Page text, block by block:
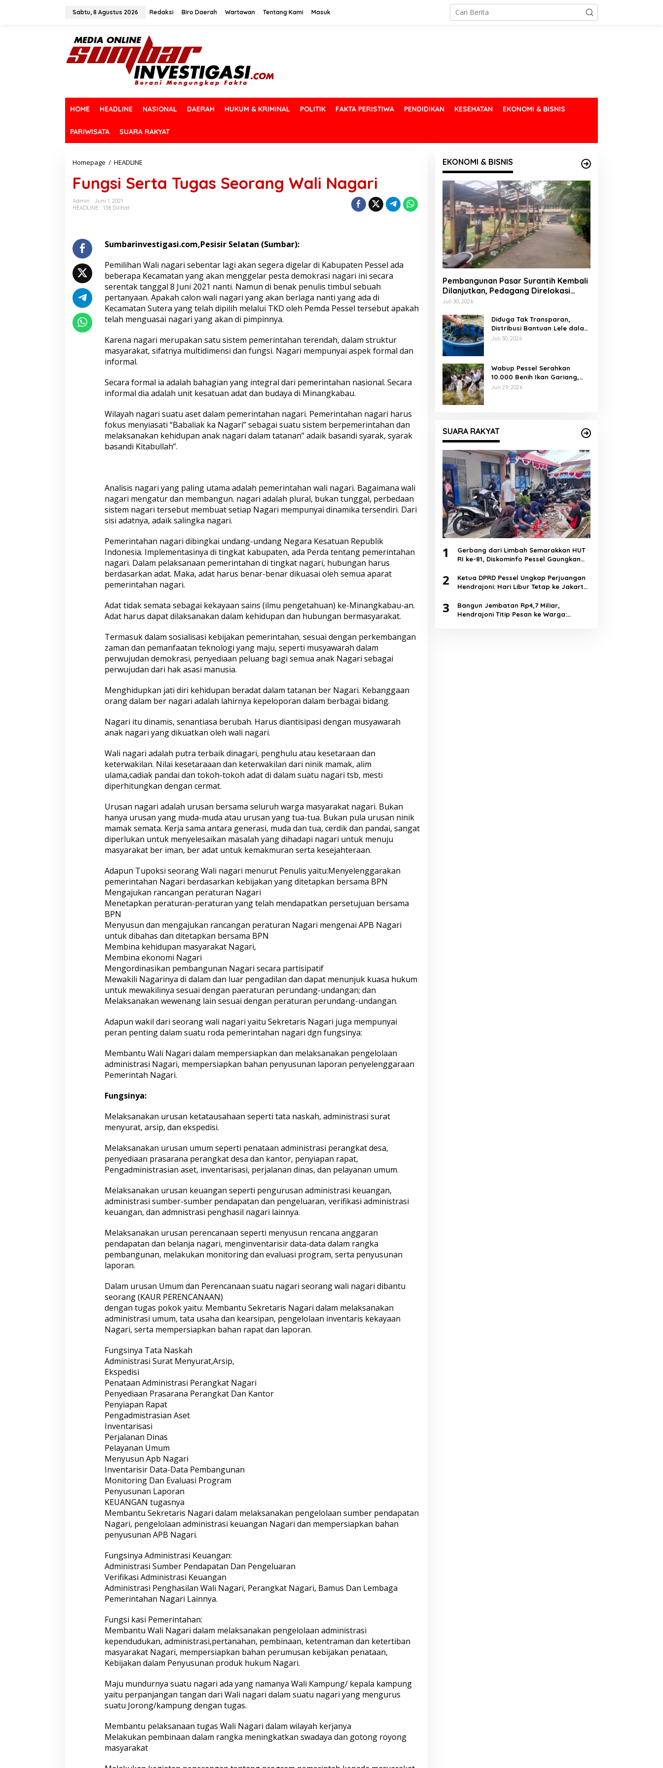
Sabtu, 8 Agustus 2026 Redaksi Biro Daerah Wartawan Tentang Kami Masuk
HOME HEADLINE NASIONAL DAERAH HUKUM & KRIMINAL POLITIK FAKTA PERISTIWA PENDIDIKAN KESEHATAN EKONOMI & BISNIS
PARIWISATA SUARA RAKYAT
Homepage / HEADLINE
n
g
t
T
u
g
a
s
e
o
a
n
l
i
a
g
a
r
i
Fungsi Serta Tugas Seorang Wali Nagari
Admin
Juni 1, 2021
HEADLINE
158 Dilihat
Sumbarinvestigasi.com,Pesisir Selatan (Sumbar):
Pemilihan Wali nagari sebentar lagi akan segera digelar di Kabupaten Pessel ada
beberapa Kecamatan yang akan menggelar pesta demokrasi nagari ini secara
serentak tanggal 8 Juni 2021 nanti. Namun di benak penulis timbul sebuah
pertanyaan. Apakah calon wali nagari yang akan berlaga nanti yang ada di
Kecamatan Sutera yang telah dipilih melalui TKD oleh Pemda Pessel tersebut apakah
telah menguasai nagari yang akan di pimpinnya.
Karena nagari merupakan satu sistem pemerintahan terendah, dalam struktur
masyarakat, sifatnya multidimensi dan fungsi. Nagari mempunyai aspek formal dan
informal.
Secara formal ia adalah bahagian yang integral dari pemerintahan nasional. Secara
informal dia adalah unit kesatuan adat dan budaya di Minangkabau.
Wilayah nagari suatu aset dalam pemerintahan nagari. Pemerintahan nagari harus
fokus menyiasati “Babaliak ka Nagari” sebagai suatu sistem berpemerintahan dan
melaksanakan kehidupan anak nagari dalam tatanan” adaik basandi syarak, syarak
basandi Kitabullah”.
Analisis nagari yang paling utama adalah pemerintahan wali nagari. Bagaimana wali
nagari mengatur dan membangun. nagari adalah plural, bukan tunggal, perbedaan
sistem nagari tersebut membuat setiap Nagari mempunyai dinamika tersendiri. Dari
sisi adatnya, adaik salingka nagari.
Pemerintahan nagari dibingkai undang-undang Negara Kesatuan Republik
Indonesia. Implementasinya di tingkat kabupaten, ada Perda tentang pemerintahan
nagari. Dalam pelaksanaan pemerintahan di tingkat nagari, hubungan harus
berdasarkan adat. Maka, adat harus benar-benar dikuasai oleh semua aparat
pemerintahan nagari.
Adat tidak semata sebagai kekayaan sains (ilmu pengetahuan) ke-Minangkabau-an.
Adat harus dapat dilaksanakan dalam kehidupan dan hubungan bermasyarakat.
Termasuk dalam sosialisasi kebijakan pemerintahan, sesuai dengan perkembangan
zaman dan pemanfaatan teknologi yang maju, seperti musyawarah dalam
perwujudan demokrasi, penyediaan peluang bagi semua anak Nagari sebagai
perwujudan dari hak asasi manusia.
Menghidupkan jati diri kehidupan beradat dalam tatanan ber Nagari. Kebanggaan
orang dalam ber nagari adalah lahirnya kepeloporan dalam berbagai bidang.
Nagari itu dinamis, senantiasa berubah. Harus diantisipasi dengan musyawarah
anak nagari yang dikuatkan oleh wali nagari.
Wali nagari adalah putra terbaik dinagari, penghulu atau kesetaraan dan
keterwakilan. Nilai kesetaraaan dan keterwakilan dari ninik mamak, alim
ulama,cadiak pandai dan tokoh-tokoh adat di dalam suatu nagari tsb, mesti
diperhitungkan dengan cermat.
Urusan nagari adalah urusan bersama seluruh warga masyarakat nagari. Bukan
hanya urusan yang muda-muda atau urusan yang tua-tua. Bukan pula urusan ninik
mamak semata. Kerja sama antara generasi, muda dan tua, cerdik dan pandai, sangat
diperlukan untuk menyelesaikan masalah yang dihadapi nagari untuk menuju
masyarakat ber iman, ber adat untuk kemakmuran serta kesejahteraan.
Adapun Tupoksi seorang Wali nagari menurut Penulis yaitu:Menyelenggarakan
pemerintahan Nagari berdasarkan kebijakan yang ditetapkan bersama BPN
Mengajukan rancangan peraturan Nagari
Menetapkan peraturan-peraturan yang telah mendapatkan persetujuan bersama
BPN
Menyusun dan mengajukan rancangan peraturan Nagari mengenai APB Nagari
untuk dibahas dan ditetapkan bersama BPN
Membina kehidupan masyarakat Nagari,
Membina ekonomi Nagari
Mengordinasikan pembangunan Nagari secara partisipatif
Mewakili Nagarinya di dalam dan luar pengadilan dan dapat menunjuk kuasa hukum
untuk mewakilinya sesuai dengan paeraturan perundang-undangan; dan
Melaksanakan wewenang lain sesuai dengan peraturan perundang-undangan.
Adapun wakil dari seorang wali nagari yaitu Sekretaris Nagari juga mempunyai
peran penting dalam suatu roda pemerintahan nagari dgn fungsinya:
Membantu Wali Nagari dalam mempersiapkan dan melaksanakan pengelolaan
administrasi Nagari, mempersiapkan bahan penyusunan laporan penyelenggaraan
Pemerintah Nagari.
Fungsinya:
Melaksanakan urusan ketatausahaan seperti tata naskah, administrasi surat
menyurat, arsip, dan ekspedisi.
Melaksanakan urusan umum seperti penataan administrasi perangkat desa,
penyediaan prasarana perangkat desa dan kantor, penyiapan rapat,
Pengadministrasian aset, inventarisasi, perjalanan dinas, dan pelayanan umum.
Melaksanakan urusan keuangan seperti pengurusan administrasi keuangan,
administrasi sumber-sumber pendapatan dan pengeluaran, verifikasi administrasi
keuangan, dan admnistrasi penghasil nagari lainnya.
Melaksanakan urusan perencanaan seperti menyusun rencana anggaran
pendapatan dan belanja nagari, menginventarisir data-data dalam rangka
pembangunan, melakukan monitoring dan evaluasi program, serta penyusunan
laporan.
Dalam urusan Umum dan Perencanaan suatu nagari seorang wali nagari dibantu
seorang (KAUR PERENCANAAN)
dengan tugas pokok yaitu: Membantu Sekretaris Nagari dalam melaksanakan
administrasi umum, tata usaha dan kearsipan, pengelolaan inventaris kekayaan
Nagari, serta mempersiapkan bahan rapat dan laporan.
Fungsinya Tata Naskah
Administrasi Surat Menyurat,Arsip,
Ekspedisi
Penataan Administrasi Perangkat Nagari
Penyediaan Prasarana Perangkat Dan Kantor
Penyiapan Rapat
Pengadmistrasian Aset
Inventarisasi
Perjalanan Dinas
Pelayanan Umum
Menyusun Apb Nagari
Inventarisir Data-Data Pembangunan
Monitoring Dan Evaluasi Program
Penyusunan Laporan
KEUANGAN tugasnya
Membantu Sekretaris Nagari dalam melaksanakan pengelolaan sumber pendapatan
Nagari, pengelolaan administrasi keuangan Nagari dan mempersiapkan bahan
penyusunan APB Nagari.
Fungsinya Administrasi Keuangan:
Administrasi Sumber Pendapatan Dan Pengeluaran
Verifikasi Administrasi Keuangan
Administrasi Penghasilan Wali Nagari, Perangkat Nagari, Bamus Dan Lembaga
Pemerintahan Nagari Lainnya.
Fungsi kasi Pemerintahan:
Membantu Wali Nagari dalam melaksanakan pengelolaan administrasi
kependudukan, administrasi,pertanahan, pembinaan, ketentraman dan ketertiban
masyarakat Nagari, mempersiapkan bahan perumusan kebijakan penataan,
Kebijakan dalam Penyusunan produk hukum Nagari.
Maju mundurnya suatu nagari ada yang namanya Wali Kampung/ kepala kampung
yaitu perpanjangan tangan dari Wali nagari dalam suatu nagari yang mengurus
suatu Jorong/kampung dengan tugas.
Membantu pelaksanaan tugas Wali Nagari dalam wilayah kerjanya
Melakukan pembinaan dalam rangka meningkatkan swadaya dan gotong royong
masyarakat
EKONOMI & BISNIS
Pembangunan Pasar Surantih Kembali
Dilanjutkan, Pedagang Direlokasi
Sementara ke Lapangan Gadih
Juli 30, 2026
Diduga Tak Transparan,
Distribusi Bantuan Lele dalam
Ember di Koto Taratak Sutera
Juli 30, 2026
Wabup Pessel Serahkan
10.000 Benih Ikan Gariang,
Perkuat Restocking Sungai
Juli 29, 2026
SUARA RAKYAT
1
Gerbang dari Limbah Semarakkan HUT
RI ke-81, Diskominfo Pessel Gaungkan
2
Ketua DPRD Pessel Ungkap Perjuangan
Hendrajoni: Hari Libur Tetap ke Jakarta
3
Bangun Jembatan Rp4,7 Miliar,
Hendrajoni Titip Pesan ke Warga: